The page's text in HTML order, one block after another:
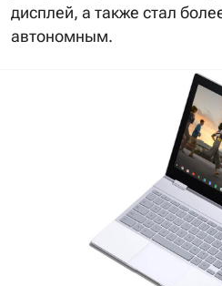
дисплей, а также стал
автономным.